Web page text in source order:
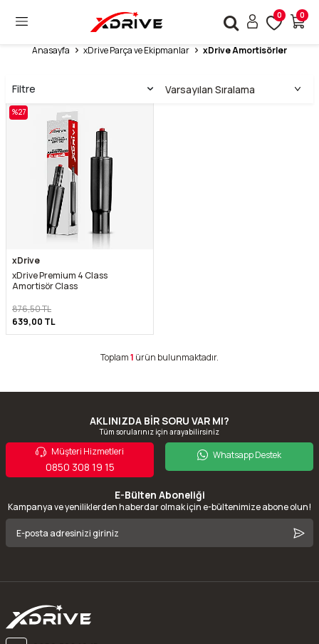
0 0
Anasayfa xDrive Parça ve Ekipmanlar xDrive Amortisörler
Filtre
%27
xDrive
xDrive Premium 4 Class
Amortisör Class
876,50TL
639,00 TL
Toplam1 ürün bulunmaktadır.
AKLINIZDA BİR SORU VAR MI?
Tüm sorularınız için arayabilirsiniz
Müşteri Hizmetleri
0850 308 19 15
Whatsapp Destek
E-Bülten Aboneliği
Kampanya ve yeniliklerden haberdar olmak için e-bültenimize abone olun!